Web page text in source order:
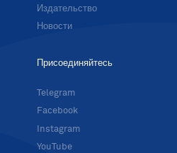
Издательство
Новости
Присоединяйтесь
Telegram
Facebook
Instagram
YouTube